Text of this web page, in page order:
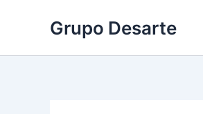
Grupo Desarte